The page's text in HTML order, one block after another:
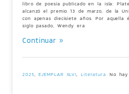
libro de poesía publicado en la isla:
alcanzó el premio 13 de marzo, de la
con apenas diecisiete años. Por aquella
siglo pasado, Wendy era
Continuar »
2025 ,EJEMPLAR XLVI Literatura No hay